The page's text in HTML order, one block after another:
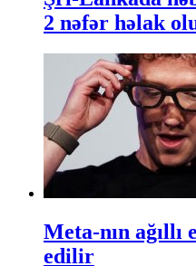
2 nəfər həlak
Meta-nın ağıllı
edilir